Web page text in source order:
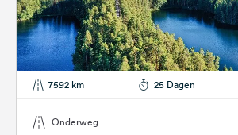
Registreren
Inloggen
Nieuwsbrief
Feedback
7592 km 25 Dagen
Onderweg